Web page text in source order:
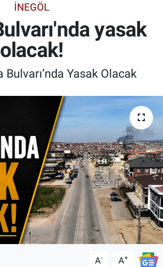
İNEGÖL
yasak
olacak!
Yasak Olacak
A- A+